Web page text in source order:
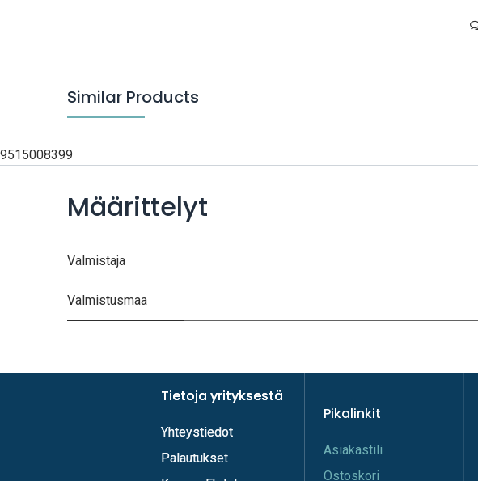
Similar Products
9515008399
Määrittelyt
Valmistaja
Valmistusmaa
Pikalinkit
A​s​iakastili
Os​toskori
Tietoja yrityksestä
Yhteystiedot
Palautukset
Tietoja yrityksestä
Yhteystiedot
Palautuks